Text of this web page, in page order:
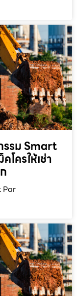
รรม Smart
โครให้เช่า
Par